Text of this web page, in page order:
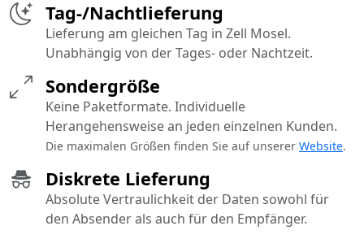
Diskrete Lieferung
Absolute Vertraulichkeit der Daten sowohl für
den Absender als auch für den Empfänger.
Tag-/Nachtlieferung
Lieferung am gleichen Tag in Zell Mosel.
Unabhängig von der Tages- oder Nachtzeit.
Sondergröße
Keine Paketformate. Individuelle
Herangehensweise an jeden einzelnen Kunden.
Die maximalen Größen finden Sie auf unserer Website.